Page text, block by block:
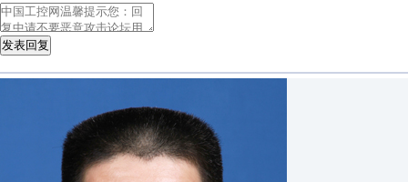
发表回复